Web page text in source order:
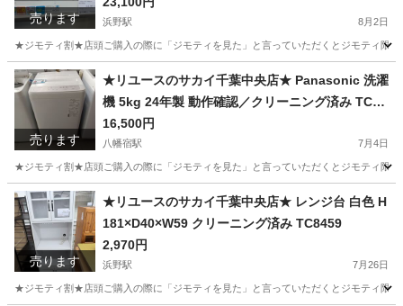
売ります 浜野駅 8月2日
★ジモティ割★店頭ご購入の際に「ジモティを見た」と言っていただくとジモティ限
千葉 千葉市 浜野駅 季節、空調家電 サカイ
売ります
★リユースのサカイ千葉中央店★ Panasonic 洗濯
機 5kg 24年製 動作確認／クリーニング済み TC81
69
16,500円
八幡宿駅 7月4日
★ジモティ割★店頭ご購入の際に「ジモティを見た」と言っていただくとジモティ限
千葉 千葉市 八幡宿駅 生活家電 サカイ
売ります
★リユースのサカイ千葉中央店★ レンジ台 白色 H
181×D40×W59 クリーニング済み TC8459
2,970円
浜野駅 7月26日
★ジモティ割★店頭ご購入の際に「ジモティを見た」と言っていただくとジモティ限